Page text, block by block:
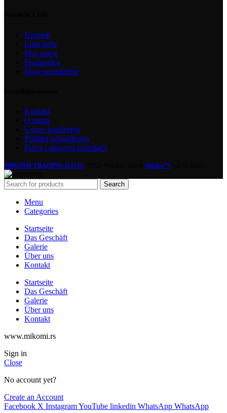
Uporedi
Lista želja
Moj nalog
Prodavnica
Moje porudžbine
Kontakt
O nama
Uslovi korišćenja
Politika refundiranja
Prava i obaveza potrošača
MIKOMI TRADING D.O.O. Qudra™
Search
Menu
Categories
Startseite
Das Geschäft
Galerie
Über uns
Kontakt
Startseite
Das Geschäft
Galerie
Über uns
Kontakt
www.mikomi.rs
Sign in
Close
No account yet?
Create an Account
Facebook X InstagramYouTube linkedin WhatsApp WhatsApp